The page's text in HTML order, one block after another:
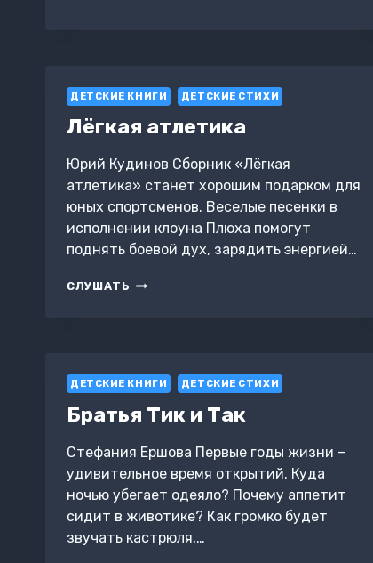
ДЕТСКИЕ КНИГИ ДЕТСКИЕ СТИХИ
Лёгкая атлетика
Юрий Кудинов Сборник «Лёгкая
атлетика» станет хорошим подарком для
юных спортсменов. Веселые песенки в
исполнении клоуна Плюха помогут
поднять боевой дух, зарядить энергией…
СЛУШАТЬ ЛЁГКАЯ
ДЕТСКИЕ КНИГИ ДЕТСКИЕ СТИХИ
Братья Тик и Так
Стефания Ершова Первые годы жизни –
удивительное время открытий. Куда
ночью убегает одеяло? Почему аппетит
сидит в животике? Как громко будет
звучать кастрюля,…